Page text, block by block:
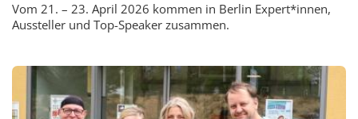
Vom 21. – 23. April 2026 kommen in Berlin Expert*innen,
Aussteller und Top-Speaker zusammen.